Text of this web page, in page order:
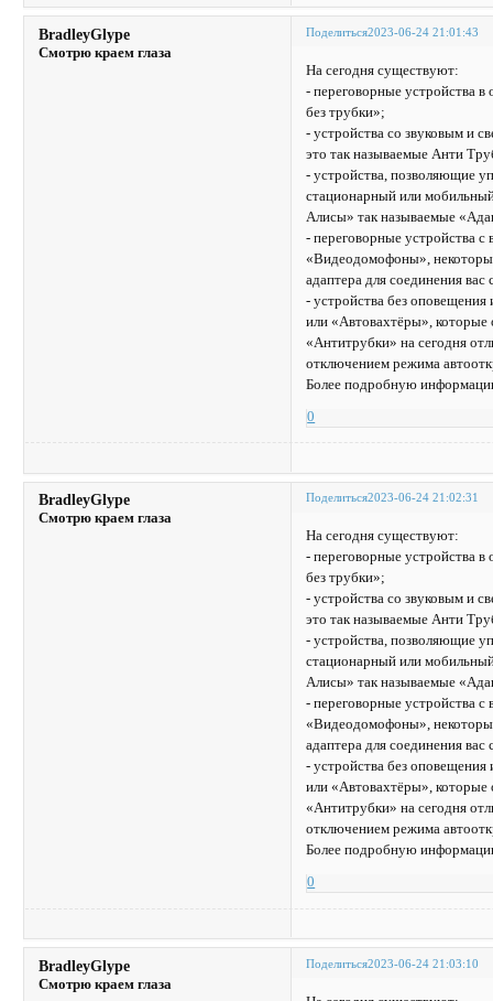
Поделиться2023-06-24 21:01:43
BradleyGlype
Смотрю краем глаза
На сегодня существуют:
- переговорные устройства
без трубки»;
- устройства со звуковым и
это так называемые Анти
- устройства, позволяющие
стационарный или
Алисы» так называемые
- переговорные устройства
«Видеодомофоны»,
адаптера для соединения
- устройства без
или «Автовахтёры», которые
«Антитрубки» на сегодня
отключением режима
Более подробную
0
Поделиться2023-06-24 21:02:31
BradleyGlype
Смотрю краем глаза
На сегодня существуют:
- переговорные устройства
без трубки»;
- устройства со звуковым и
это так называемые Анти
- устройства, позволяющие
стационарный или
Алисы» так называемые
- переговорные устройства
«Видеодомофоны»,
адаптера для соединения
- устройства без
или «Автовахтёры», которые
«Антитрубки» на сегодня
отключением режима
Более подробную
0
Поделиться2023-06-24 21:03:10
BradleyGlype
Смотрю краем глаза